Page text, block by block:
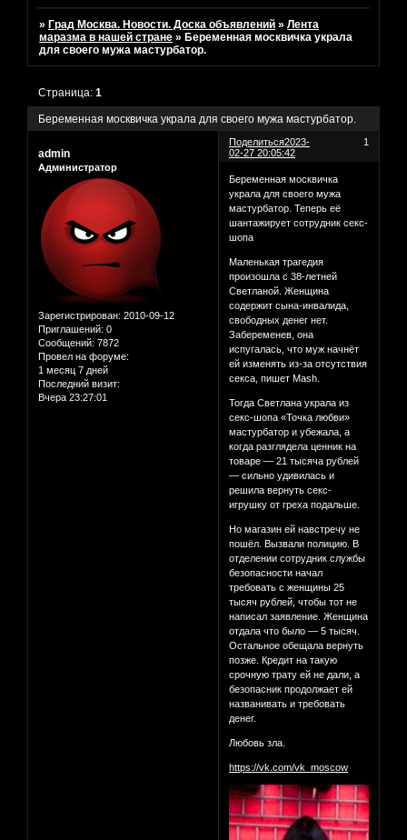
» Град Москва. Новости. Доска объявлений »Лента
маразма в нашей стране » Беременная москвичка украла
для своего мужа мастурбатор.
Беременная москвичка украла для своего мужа мастурбатор.
Страница:1
Поделиться 1
2023-
02-27 20:05:42
admin
Администратор
Зарегистрирован: 2010-09-12
Приглашений: 0
Сообщений: 7872
Провел на форуме:
1 месяц 7 дней
Последний визит:
Вчера 23:27:01
Беременная москвичка
украла для своего мужа
мастурбатор. Теперь её
шантажирует сотрудник секс-
шопа
Маленькая трагедия
произошла с 38-летней
Светланой. Женщина
содержит сына-инвалида,
свободных денег нет.
Забеременев, она
испугалась, что муж начнёт
ей изменять из-за отсутствия
секса, пишет Mash.
Тогда Светлана украла из
секс-шопа «Точка любви»
мастурбатор и убежала, а
когда разглядела ценник на
товаре — 21 тысяча рублей
— сильно удивилась и
решила вернуть секс-
игрушку от греха подальше.
Но магазин ей навстречу не
пошёл. Вызвали полицию. В
отделении сотрудник службы
безопасности начал
требовать с женщины 25
тысяч рублей, чтобы тот не
написал заявление. Женщина
отдала что было — 5 тысяч.
Остальное обещала вернуть
позже. Кредит на такую
срочную трату ей не дали, а
безопасник продолжает ей
названивать и требовать
денег.
Любовь зла.
https://vk.com/vk_moscow